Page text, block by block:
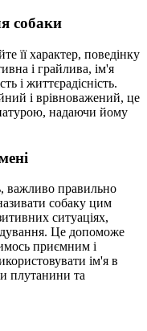
собаки
її характер, поведінку
і грайлива, ім'я
і життєрадісність.
і врівноважений, це
надаючи йому
важливо правильно
собаку цим
ситуаціях,
Це допоможе
приємним і
ім'я в
плутанини та